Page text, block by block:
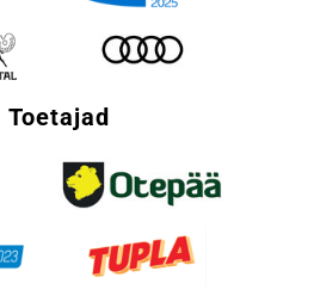
Toetajad